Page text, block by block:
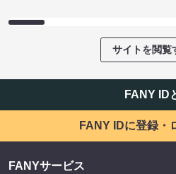
サイトを閲覧
FANY ID
FANY IDに登録・
FANYサービス